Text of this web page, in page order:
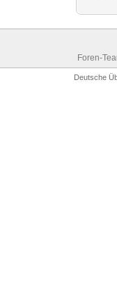
Foren-
Deutsche